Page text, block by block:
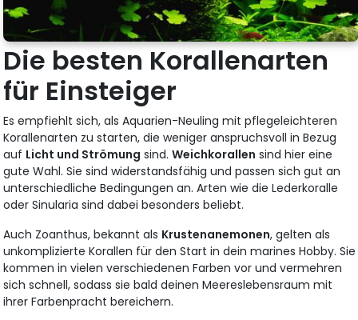
Die besten Korallenarten
für Einsteiger
Es empfiehlt sich, als Aquarien-Neuling mit pflegeleichteren
Korallenarten zu starten, die weniger anspruchsvoll in Bezug
auf Licht und Strömung sind.Weichkorallen sind hier eine
gute Wahl. Sie sind widerstandsfähig und passen sich gut an
unterschiedliche Bedingungen an. Arten wie die Lederkoralle
oder Sinularia sind dabei besonders beliebt.
Auch Zoanthus, bekannt als Krustenanemonen, gelten als
unkomplizierte Korallen für den Start in dein marines Hobby. Sie
kommen in vielen verschiedenen Farben vor und vermehren
sich schnell, sodass sie bald deinen Meereslebensraum mit
ihrer Farbenpracht bereichern.